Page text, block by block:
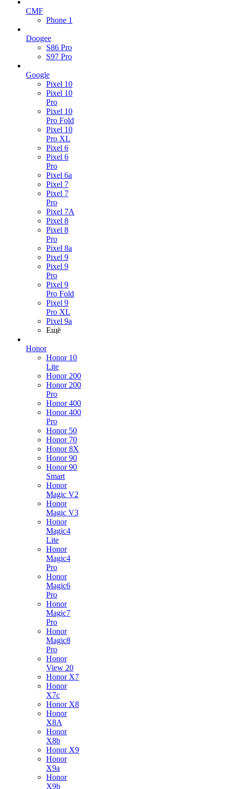
CMF
Phone 1
Doogee
S86 Pro
S97 Pro
Google
Pixel 10
Pixel 10
Pro
Pixel 10
Pro Fold
Pixel 10
Pro XL
Pixel 6
Pixel 6
Pro
Pixel 6a
Pixel 7
Pixel 7
Pro
Pixel 7A
Pixel 8
Pixel 8
Pro
Pixel 8a
Pixel 9
Pixel 9
Pro
Pixel 9
Pro Fold
Pixel 9
Pro XL
Pixel 9a
Ещё
Honor
Honor 10
Lite
Honor 200
Honor 200
Pro
Honor 400
Honor 400
Pro
Honor 50
Honor 70
Honor 8X
Honor 90
Honor 90
Smart
Honor
Magic V2
Honor
Magic V3
Honor
Magic4
Lite
Honor
Magic4
Pro
Honor
Magic6
Pro
Honor
Magic7
Pro
Honor
Magic8
Pro
Honor
View 20
Honor X7
Honor
X7c
Honor X8
Honor
X8A
Honor
X8b
Honor X9
Honor
X9a
Honor
X9b